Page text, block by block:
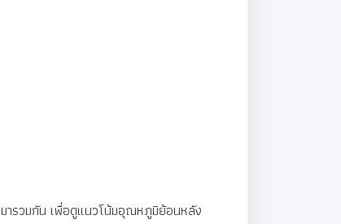
มารวมกัน เพื่อดูแนวโน้มอุณหภูมิย้อนหลัง